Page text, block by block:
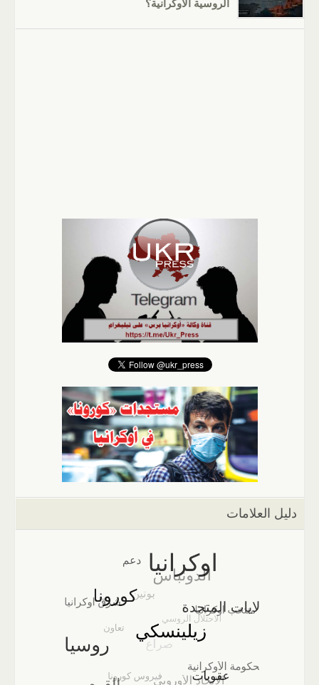
الروسية الأوكرانية؟
دليل العلامات